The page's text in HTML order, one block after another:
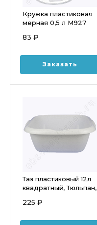
Кружка пластиковая
мерная 0,5 л М927
83 ₽
Заказать
Таз пластиковый 12л
квадратный, Тюльпан,
225 ₽